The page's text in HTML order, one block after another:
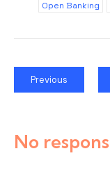
Open Banking
Previous
No